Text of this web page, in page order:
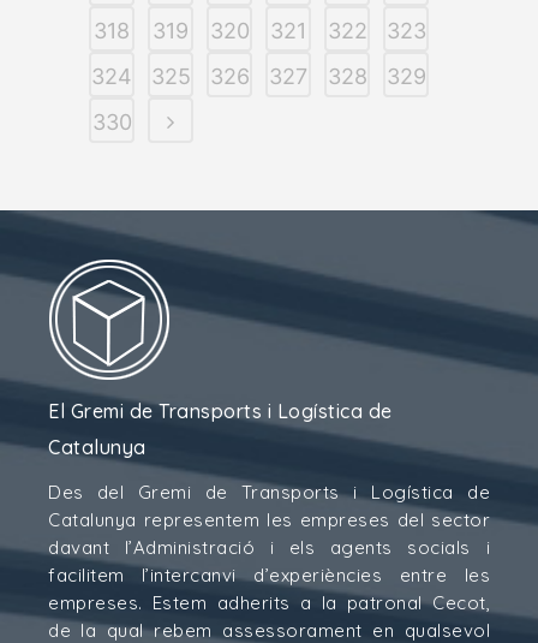
318
319 320 321 322
323
324
325 326 327 328
329
330
El Gremi de Transports i Logística de
Catalunya
Des del Gremi de Transports i Logística de
Catalunya representem les empreses del sector
davant l’Administració i els agents socials i
facilitem l’intercanvi d’experiències entre les
empreses. Estem adherits a la patronal Cecot,
de la qual rebem assessorament en qualsevol